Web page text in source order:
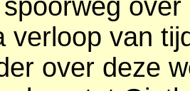
verloop van
over deze